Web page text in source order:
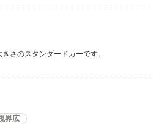
さのスタンダードカーです。
界広